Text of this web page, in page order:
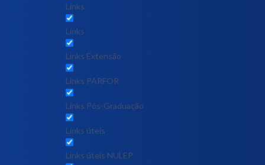
Links
Links
Links Extensão
Links PARFOR
Links Pós-Graduação
Links úteis
Links úteis NULEP